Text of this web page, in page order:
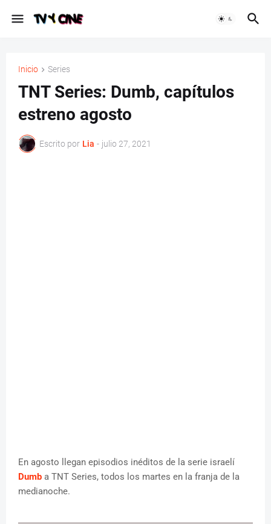
Inicio Series
TNT Series: Dumb, capítulos
estreno agosto
Escrito por Lia - julio 27, 2021
En agosto llegan episodios inéditos de la serie israelí
Dumb a TNT Series, todos los martes en la franja de la
medianoche.